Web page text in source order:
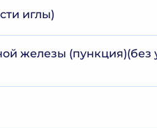
иглы)
железы (пункция)(без